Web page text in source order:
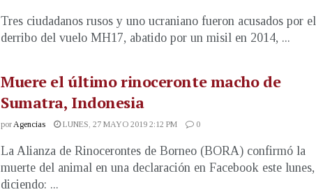
Tres ciudadanos rusos y uno ucraniano fueron acusados por el
derribo del vuelo MH17, abatido por un misil en 2014, ...
Muere el último rinoceronte macho de
Sumatra, Indonesia
por Agencias LUNES, 27 MAYO 2019 2:12 PM 0
La Alianza de Rinocerontes de Borneo (BORA) confirmó la
muerte del animal en una declaración en Facebook este lunes,
diciendo: ...